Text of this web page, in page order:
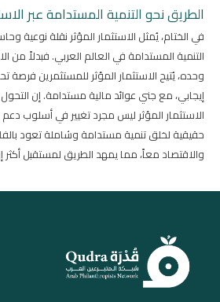
الطريق نحو التنمية المستدامة عبر
في الختام، يُمثل الاستثمار المؤثر نقلة نوعية
التنمية المستدامة في العالم العربي. فبدلاً من
وحده، يُتيح الاستثمار المؤثر للمستثمرين فرصة
إيجابي، مع جني عوائد مالية مستدامة. إن
الاستثمار المؤثر ليس مجرد تغيير في أسلوب
حقيقية لخلق تنمية مستدامة وشاملة تعود
والاقتصاد معاً، مما يمهد الطريق لمستقبل أكثر